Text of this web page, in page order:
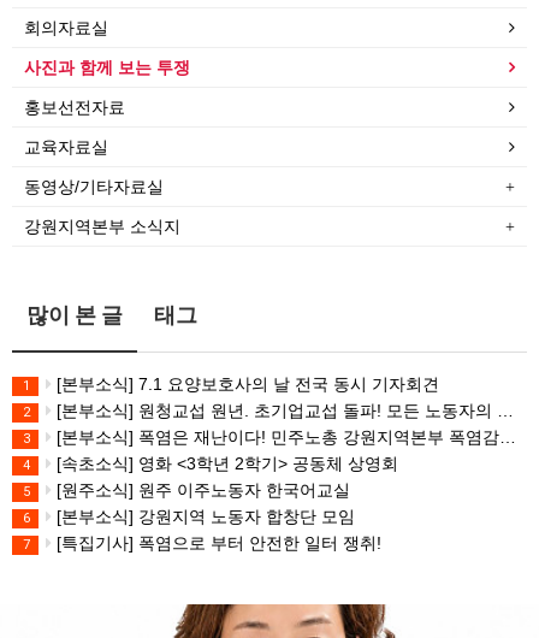
회의자료실
사진과 함께 보는 투쟁
홍보선전자료
교육자료실
동영상/기타자료실
강원지역본부 소식지
많이 본 글 태그
1 [본부소식] 7.1 요양보호사의 날 전국 동시 기자회견
2 [본부소식] 원청교섭 원년. 초기업교섭 돌파! 모든 노동자의 노동기본권 쟁취! 민주노총 7.15 총파업대회
3 [본부소식] 폭염은 재난이다! 민주노총 강원지역본부 폭염감시단 선포 기자회견
4 [속초소식] 영화 <3학년 2학기> 공동체 상영회
5 [원주소식] 원주 이주노동자 한국어교실
6 [본부소식] 강원지역 노동자 합창단 모임
7 [특집기사] 폭염으로 부터 안전한 일터 쟁취!